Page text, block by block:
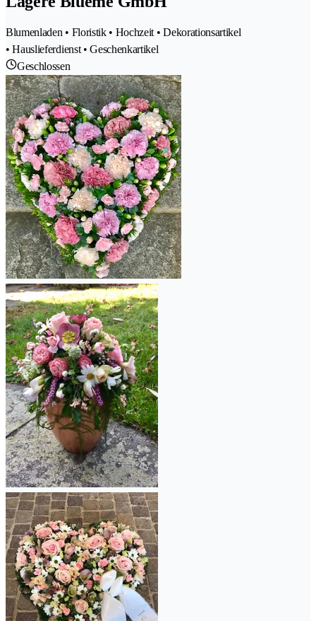
Blumenladen • Floristik • Hochzeit • Dekorationsartikel
• Hauslieferdienst • Geschenkartikel
Geschlossen